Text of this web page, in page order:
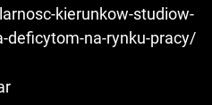
kierunkow-studiow-
deficytom-na-rynku-pracy/